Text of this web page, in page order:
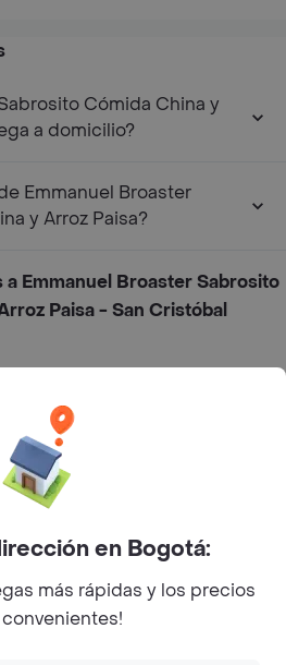
Cómida China y
a domicilio?
Emmanuel Broaster
y Arroz Paisa?
Emmanuel Broaster Sabrosito
Paisa - San Cristóbal
en Bogotá:
más rápidas y los precios